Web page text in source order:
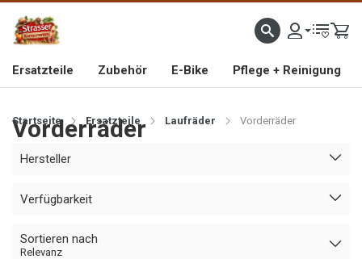
IMPORTEUR VON HOCHWERTIGEN FAHRRAD- UND MOFAERSATZTEILEN SEIT 1993
Ersatzteile Zubehör E-Bike Pflege + Reinigung
Startseite Ersatzteile Laufräder Vorderräder
Vorderräder
Hersteller
Verfügbarkeit
Sortieren nach
Relevanz